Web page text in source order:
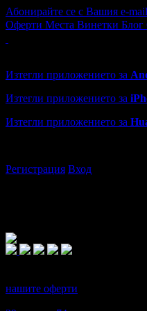
Абонирайте се с Вашия e-
Оферти Места Винетки Блог
Изтегли приложението за
Изтегли приложението за
Изтегли приложението за
Регистрация Вход
нашите оферти